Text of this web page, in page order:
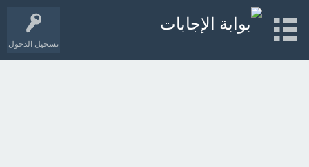
تسجيل الدخول